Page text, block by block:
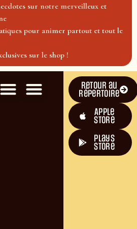
sur notre merveilleux et
pour animer partout et tout le
sur le shop !
Retour au
répertoire
Apple
Store
plays
store